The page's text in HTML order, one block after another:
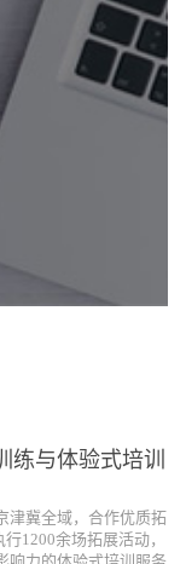
练与体验式培训
津冀全域，合作优质拓
1200余场拓展活动，